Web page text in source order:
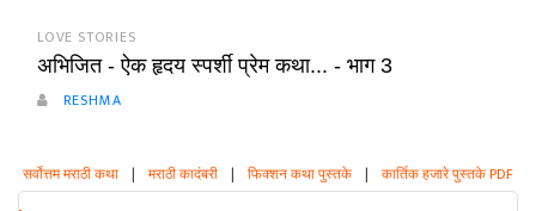
LOVE STORIES
अभिजित - ऐक हृदय स्पर्शी प्रेम कथा... - भाग 3
RESHMA
सर्वोत्तम मराठी कथा | मराठी कादंबरी | फिक्शन कथा पुस्तके | कार्तिक हजारे पुस्तके PDF